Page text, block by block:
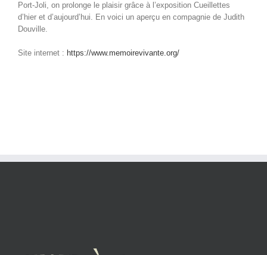
Port-Joli, on prolonge le plaisir grâce à l’exposition Cueillettes
d’hier et d’aujourd’hui. En voici un aperçu en compagnie de Judith
Douville.
Site internet : https://www.memoirevivante.org/